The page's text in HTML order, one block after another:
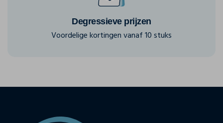
Degressieve prijzen
Voordelige kortingen vanaf 10 stuks